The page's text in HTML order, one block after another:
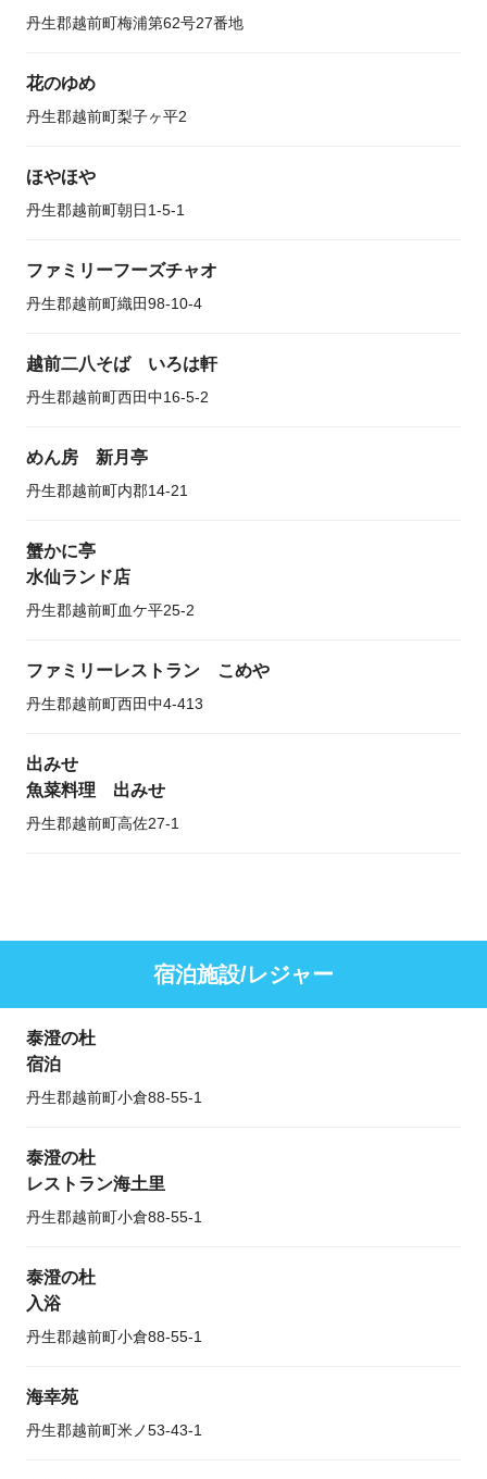
丹生郡越前町梅浦第62号27番地
花のゆめ
丹生郡越前町梨子ヶ平2
ほやほや
丹生郡越前町朝日1-5-1
ファミリーフーズチャオ
丹生郡越前町織田98-10-4
越前二八そば いろは軒
丹生郡越前町西田中16-5-2
めん房 新月亭
丹生郡越前町内郡14-21
蟹かに亭
水仙ランド店
丹生郡越前町血ケ平25-2
ファミリーレストラン こめや
丹生郡越前町西田中4-413
出みせ
魚菜料理 出みせ
丹生郡越前町高佐27-1
宿泊施設/レジャー
泰澄の杜
宿泊
丹生郡越前町小倉88-55-1
泰澄の杜
レストラン海土里
丹生郡越前町小倉88-55-1
泰澄の杜
入浴
丹生郡越前町小倉88-55-1
海幸苑
丹生郡越前町米ノ53-43-1